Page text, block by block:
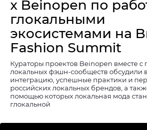
x Beinopen по
глокальными
экосистемами на
Fashion Summit
Кураторы проектов Beinopen вместе с
локальных фэшн-сообществ обсудили
интеграцию, успешные практики и
российских локальных брендов, а
помощью которых локальная мода
глокальной